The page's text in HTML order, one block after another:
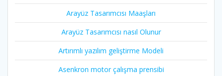
Arayüz Tasarımcısı Maaşları
Arayüz Tasarımcısı nasıl Olunur
Artırımlı yazılım geliştirme Modeli
Asenkron motor çalışma prensibi